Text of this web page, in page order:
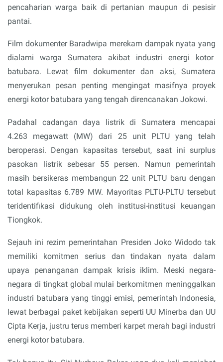
pencaharian warga baik di pertanian maupun di pesisir
pantai.
Film dokumenter Baradwipa merekam dampak nyata yang
dialami warga Sumatera akibat industri energi kotor
batubara. Lewat film dokumenter dan aksi, Sumatera
menyerukan pesan penting mengingat masifnya proyek
energi kotor batubara yang tengah direncanakan Jokowi.
Padahal cadangan daya listrik di Sumatera mencapai
4.263 megawatt (MW) dari 25 unit PLTU yang telah
beroperasi. Dengan kapasitas tersebut, saat ini surplus
pasokan listrik sebesar 55 persen. Namun pemerintah
masih bersikeras membangun 22 unit PLTU baru dengan
total kapasitas 6.789 MW. Mayoritas PLTU-PLTU tersebut
teridentifikasi didukung oleh institusi-institusi keuangan
Tiongkok.
Sejauh ini rezim pemerintahan Presiden Joko Widodo tak
memiliki komitmen serius dan tindakan nyata dalam
upaya penanganan dampak krisis iklim. Meski negara-
negara di tingkat global mulai berkomitmen meninggalkan
industri batubara yang tinggi emisi, pemerintah Indonesia,
lewat berbagai paket kebijakan seperti UU Minerba dan UU
Cipta Kerja, justru terus memberi karpet merah bagi industri
energi kotor batubara.